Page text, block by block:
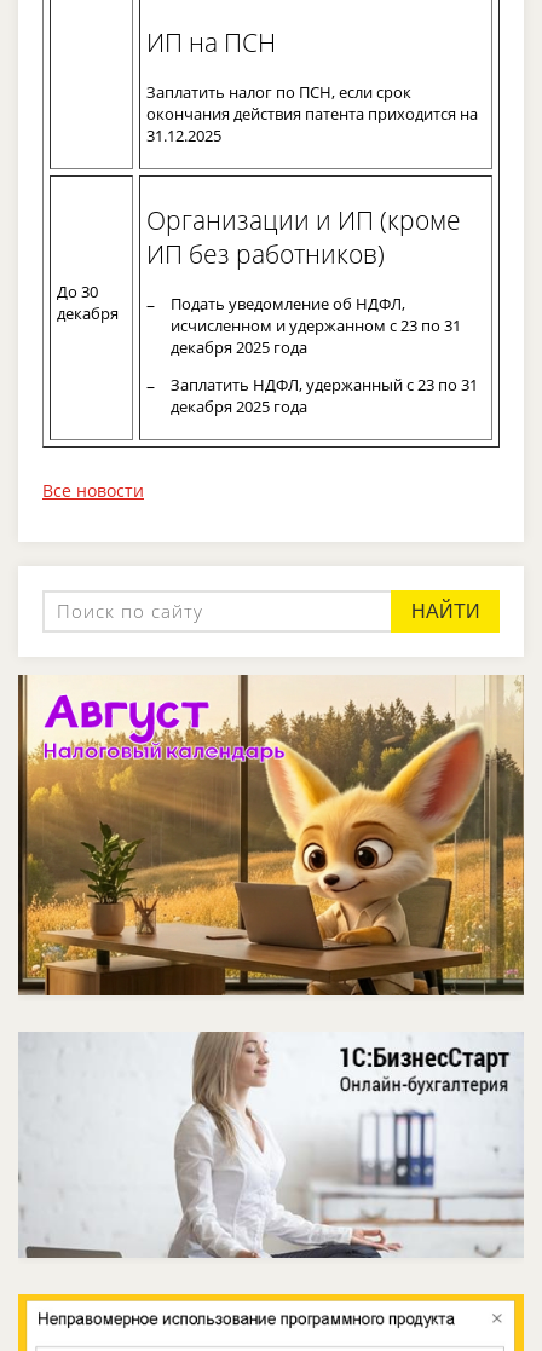
ИП на ПСН
Заплатить налог по ПСН, если срок
окончания действия патента приходится на
31.12.2025
До 30
декабря
Организации и ИП (кроме
ИП без работников)
Подать уведомление об НДФЛ,
исчисленном и удержанном с 23 по 31
декабря 2025 года
Заплатить НДФЛ, удержанный с 23 по 31
декабря 2025 года
Все новости
НАЙТИ